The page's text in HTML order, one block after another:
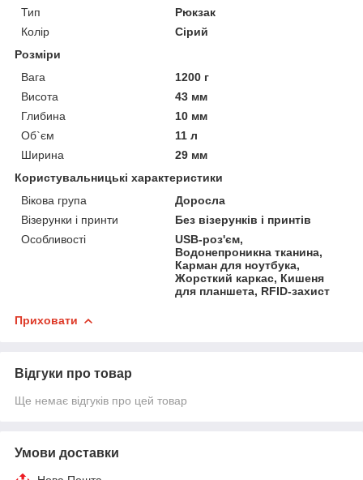
Тип
Рюкзак
Колір
Сірий
Розміри
Вага
1200 г
Висота
43 мм
Глибина
10 мм
Об`єм
11 л
Ширина
29 мм
Користувальницькі характеристики
Вікова група
Доросла
Візерунки і принти
Без візерунків і принтів
Особливості
USB-роз'єм,
Водонепроникна тканина,
Карман для ноутбука,
Жорсткий каркас, Кишеня
для планшета, RFID-захист
Приховати
Відгуки про товар
Ще немає відгуків про цей товар
Умови доставки